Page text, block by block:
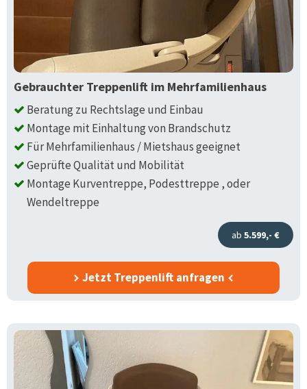
Gebrauchter Treppenlift im Mehrfamilienhaus
Beratung zu Rechtslage und Einbau
Montage mit Einhaltung von Brandschutz
Für Mehrfamilienhaus / Mietshaus geeignet
Geprüfte Qualität und Mobilität
Montage Kurventreppe, Podesttreppe , oder
Wendeltreppe
ab 5.599,- €
Jetzt Treppenlift anfragen